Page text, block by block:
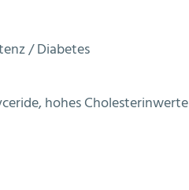
/ Diabetes
hohes Cholesterinwerte